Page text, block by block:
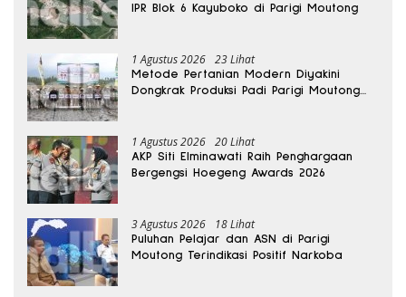
IPR Blok 6 Kayuboko di Parigi Moutong
1 Agustus 2026 23 Lihat
Metode Pertanian Modern Diyakini
Dongkrak Produksi Padi Parigi Moutong
1 Agustus 2026 20 Lihat
AKP Siti Elminawati Raih Penghargaan
Bergengsi Hoegeng Awards 2026
3 Agustus 2026 18 Lihat
Puluhan Pelajar dan ASN di Parigi
Moutong Terindikasi Positif Narkoba